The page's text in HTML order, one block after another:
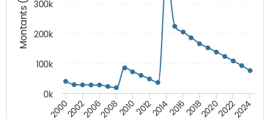
Montants (€)
200020022006200820102012201420162018202020222024
0k
100k
200k
300k